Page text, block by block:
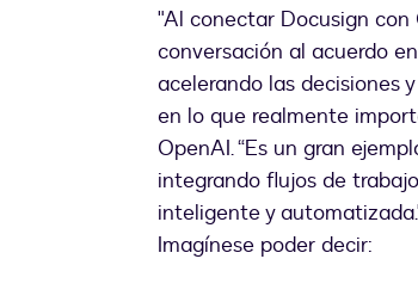
"Al conectar Docusign con
conversación al acuerdo
acelerando las decisiones
en lo que realmente
OpenAI. “Es un gran
integrando flujos de
inteligente y
Imagínese poder decir: